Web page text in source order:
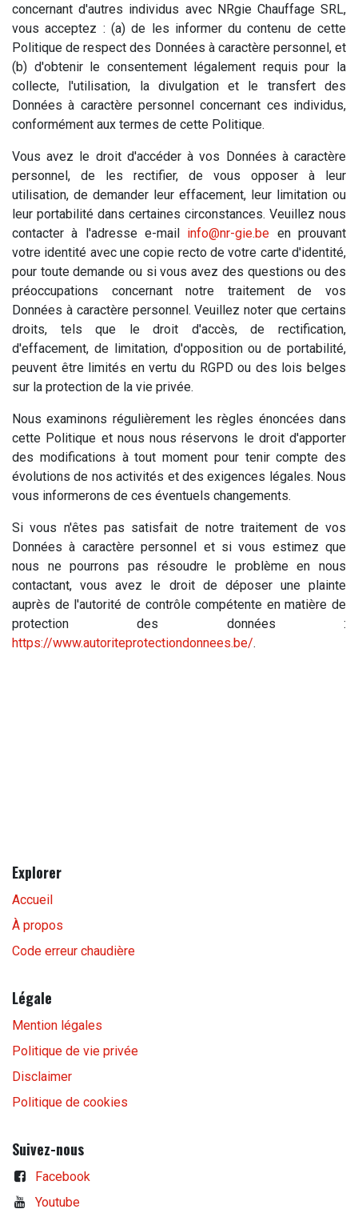
concernant d'autres individus avec NRgie Chauffage SRL,
vous acceptez : (a) de les informer du contenu de cette
Politique de respect des Données à caractère personnel, et
(b) d'obtenir le consentement légalement requis pour la
collecte, l'utilisation, la divulgation et le transfert des
Données à caractère personnel concernant ces individus,
conformément aux termes de cette Politique.
Vous avez le droit d'accéder à vos Données à caractère
personnel, de les rectifier, de vous opposer à leur
utilisation, de demander leur effacement, leur limitation ou
leur portabilité dans certaines circonstances. Veuillez nous
contacter à l'adresse e-mail info@nr-gie.be en prouvant
votre identité avec une copie recto de votre carte d'identité,
pour toute demande ou si vous avez des questions ou des
préoccupations concernant notre traitement de vos
Données à caractère personnel. Veuillez noter que certains
droits, tels que le droit d'accès, de rectification,
d'effacement, de limitation, d'opposition ou de portabilité,
peuvent être limités en vertu du RGPD ou des lois belges
sur la protection de la vie privée.
Nous examinons régulièrement les règles énoncées dans
cette Politique et nous nous réservons le droit d'apporter
des modifications à tout moment pour tenir compte des
évolutions de nos activités et des exigences légales. Nous
vous informerons de ces éventuels changements.
Si vous n'êtes pas satisfait de notre traitement de vos
Données à caractère personnel et si vous estimez que
nous ne pourrons pas résoudre le problème en nous
contactant, vous avez le droit de déposer une plainte
auprès de l'autorité de contrôle compétente en matière de
protection des données :
https://www.autoriteprotectiondonnees.be/.
Explorer
Accueil
À propos
Code erreur chaudière
Légale
Mention légales
Politique de vie privée
Disclaimer
Politique de cookies
Suivez-nous
Facebook
Youtube